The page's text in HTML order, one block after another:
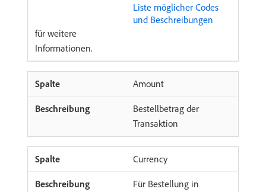
Liste möglicher Codes
und Beschreibungen
für weitere
Informationen.
Amount
Bestellbetrag der
Transaktion
Currency
Für Bestellung in